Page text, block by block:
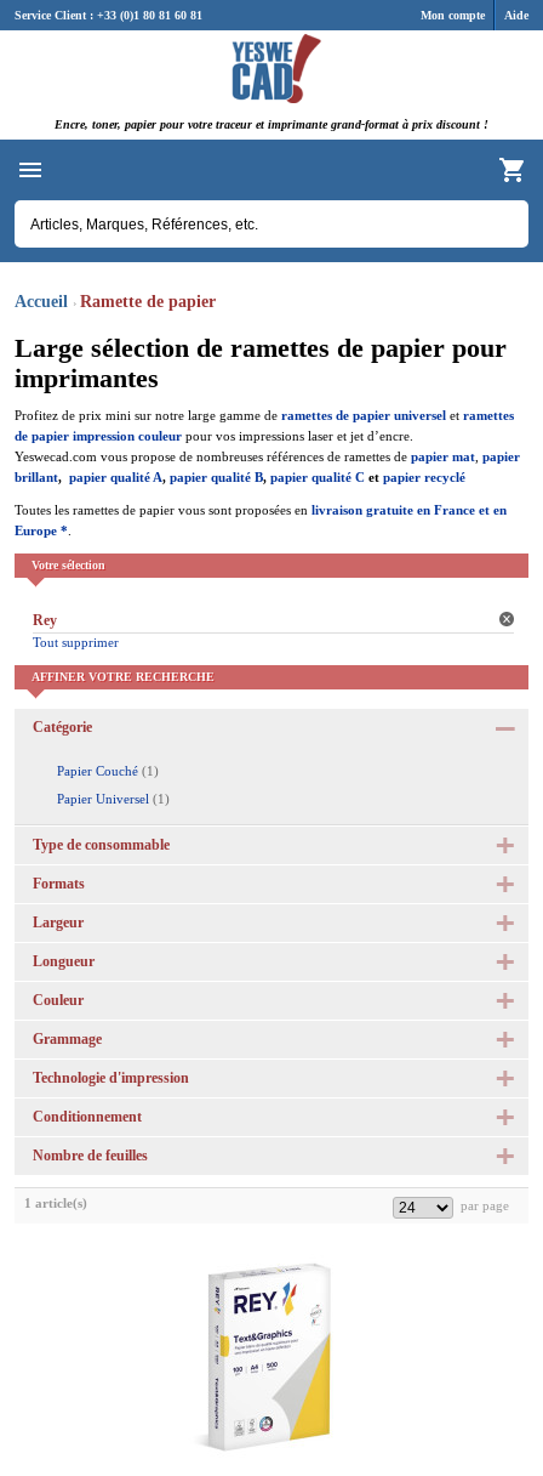
Mon compte Aide
Service Client : +33 (0)1 80 81 60 81
Encre, toner, papier pour votre traceur et imprimante grand-format à prix discount !
Accueil Ramette de papier
Large sélection de ramettes de papier pour
imprimantes
Profitez de prix mini sur notre large gamme de ramettes de papier universel et ramettes
de papier impression couleur pour vos impressions laser et jet d’encre.
Yeswecad.com vous propose de nombreuses références de ramettes de papier mat papier
brillant, papier qualité A, papier qualité B, papier qualité C et papier recyclé
Toutes les ramettes de papier vous sont proposées en livraison gratuite en France et en
Europe *
Votre sélection
Rey
Tout supprimer
AFFINER VOTRE RECHERCHE
Catégorie
Papier Couché (1)
Papier Universel (1)
Type de consommable
Formats
Largeur
Longueur
Couleur
Grammage
Technologie d'impression
Conditionnement
Nombre de feuilles
1 article(s)
Panneau de gestion des cookies